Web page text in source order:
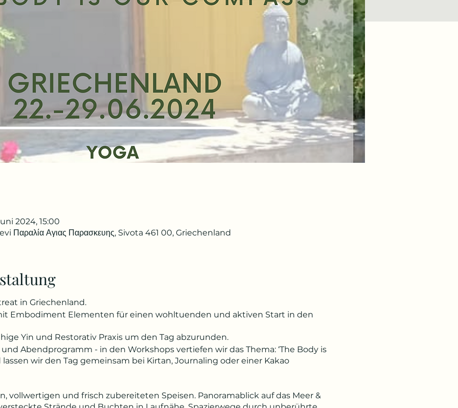
2024, 15:00
Παραλία Αγιας Παρασκευης, Sivota 461 00, Griechenland
in Griechenland.
Embodiment Elementen für einen wohltuenden und aktiven Start in den
Yin und Restorativ Praxis um den Tag abzurunden.
Abendprogramm - in den Workshops vertiefen wir das Thema: ‘The Body is
lassen wir den Tag gemeinsam bei Kirtan, Journaling oder einer Kakao
vollwertigen und frisch zubereiteten Speisen. Panoramablick auf das Meer &